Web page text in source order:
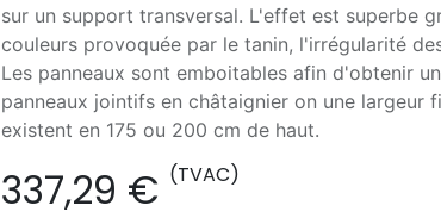
sur un support transversal. L'effet est superbe
couleurs provoquée par le tanin, l'irrégularité
Les panneaux sont emboitables afin d'obtenir
panneaux jointifs en châtaignier on une largeur
existent en 175 ou 200 cm de haut.
337,29 € (TVAC)